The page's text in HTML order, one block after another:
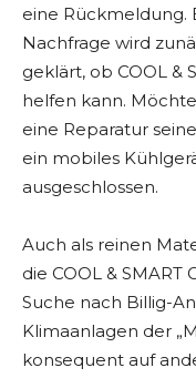
eine Rückmeldung.
Nachfrage wird
geklärt, ob COOL &
helfen kann.
eine Reparatur
ein mobiles
ausgeschlossen.
Auch als reinen
die COOL &
Suche nach Billig-
Klimaanlagen der
konsequent auf